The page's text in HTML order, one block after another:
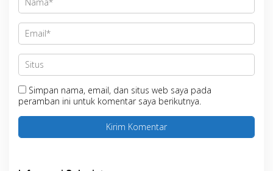
Simpan nama, email, dan situs web saya pada
peramban ini untuk komentar saya berikutnya.